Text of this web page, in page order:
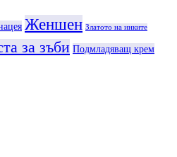
Женшен Златото на инките
за зъби Подмладяващ крем